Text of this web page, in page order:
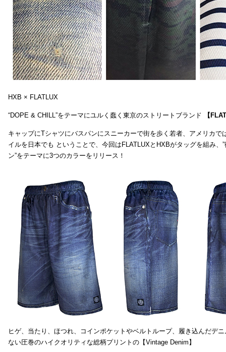
HXB × FLATLUX
“DOPE & CHILL”をテーマにユルく蠢く東京のストリートブランド 【
キャップにTシャツにバスパンにスニーカーで街を歩く若者、アメリカで
イルを日本でも ということで、今回はFLATLUXとHXBがタッグを組み、
ン”をテーマに3つのカラーをリリース！
ヒゲ、当たり、ほつれ、コインポケットやベルトループ、履き込んだデ
ない圧巻のハイクオリティな総柄プリントの【Vintage Denim】